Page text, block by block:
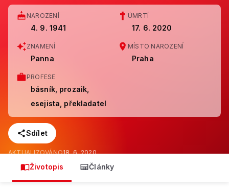
NAROZENÍ
4. 9. 1941
ÚMRTÍ
17. 6. 2020
ZNAMENÍ
Panna
MÍSTO NAROZENÍ
Praha
PROFESE
básník, prozaik,
esejista, překladatel
Sdílet
AKTUALIZOVÁNO18. 6. 2020
Životopis Články